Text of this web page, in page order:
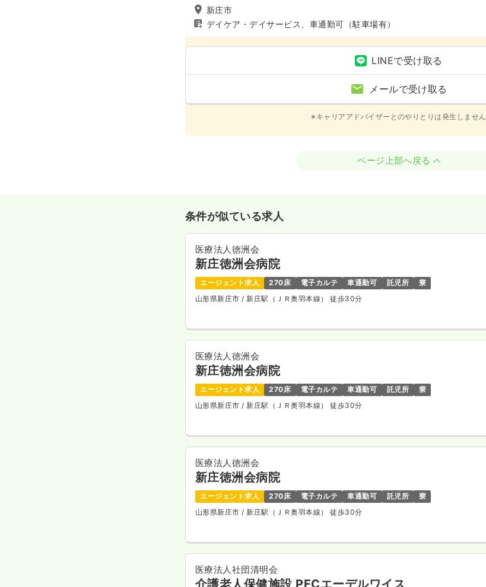
新庄市
デイケア・デイサービス、車通勤可（駐車場有）
LINEで受け取る
メールで受け取る
※キャリアアドバイザーとのやりとりは発生しません
ページ上部へ戻る
条件が似ている求人
医療法人徳洲会
新庄徳洲会病院
エージェント求人 270床 電子カルテ 車通勤可 託児所
寮
山形県新庄市 / 新庄駅（ＪＲ奥羽本線） 徒歩30分
医療法人徳洲会
新庄徳洲会病院
エージェント求人 270床 電子カルテ 車通勤可 託児所
寮
山形県新庄市 / 新庄駅（ＪＲ奥羽本線） 徒歩30分
医療法人徳洲会
新庄徳洲会病院
エージェント求人 270床 電子カルテ 車通勤可 託児所
寮
山形県新庄市 / 新庄駅（ＪＲ奥羽本線） 徒歩30分
医療法人社団清明会